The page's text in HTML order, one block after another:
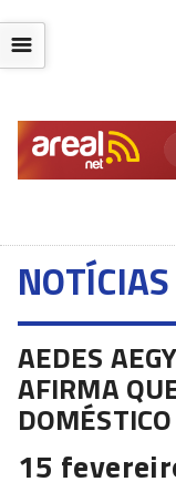
☰
NOTÍCIAS
AEDES
AFIRMA
DOMÉSTICO
15